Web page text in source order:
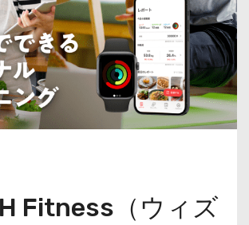
Fitness（ウィズ